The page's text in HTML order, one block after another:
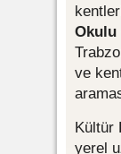
Okulu
ve
Kültür
yerel